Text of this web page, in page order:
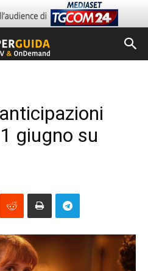
giugno su